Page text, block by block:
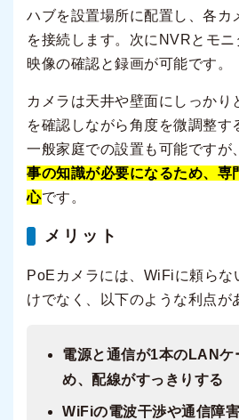
ハブを設置場所に配置し、各カ
を接続します。次にNVRとモニ
映像の確認と録画が可能です。
カメラは天井や壁面にしっかり
を確認しながら角度を微調整す
一般家庭での設置も可能ですが、
事の知識が必要になるため、専
心です。
メリット
PoEカメラには、WiFiに頼らな
けでなく、以下のような利点が
電源と通信が1本のLANケ
め、配線がすっきりする
WiFiの電波干渉や通信障